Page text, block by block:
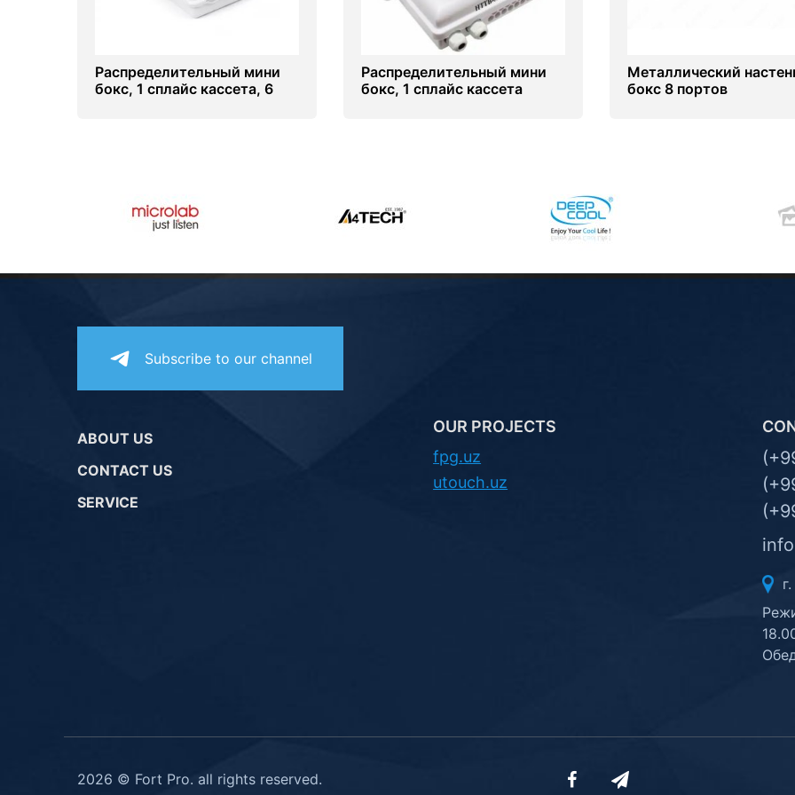
Распределительный мини
бокс, 1 сплайс кассета, 6
Распределительный мини
бокс, 1 сплайс кассета
Металлический
бокс 8 портов
Subscribe to our channel
ABOUT US
CONTACT US
SERVICE
OUR PROJECTS
fpg.uz
utouch.uz
2026 © Fort Pro. all rights reserved.